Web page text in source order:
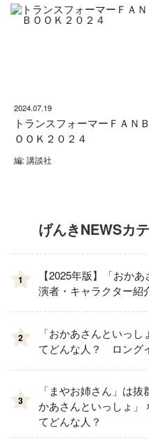
2024.07.19
トランスフォーマーＦＡＮＢ
ＯＯＫ２０２４
編: 講談社
げんきNEWSカ
1
【2025年版】「おか
演者・キャラクター紹
2
「おかあさんといっ
てどんな人？ ロング
3
「まやお姉さん」は
かあさんといっしょ」
てどんな人？